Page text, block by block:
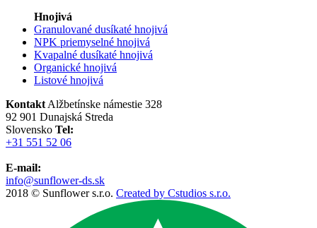
Hnojivá
Granulované dusíkaté hnojivá
NPK priemyselné hnojivá
Kvapalné dusíkaté hnojivá
Organické hnojivá
Listové hnojivá
Kontakt Alžbetínske námestie 328
92 901 Dunajská Streda
Slovensko Tel:
+31 551 52 06
E-mail:
info@sunflower-ds.sk
2018 © Sunflower s.r.o. Created by Cstudios s.r.o.